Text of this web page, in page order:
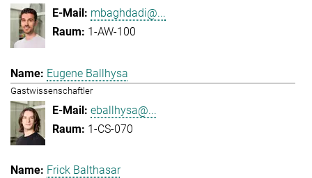
mbaghdadi@...
1-AW-100
Eugene Ballhysa
Gastwissenschaftler
eballhysa@...
1-CS-070
Frick Balthasar